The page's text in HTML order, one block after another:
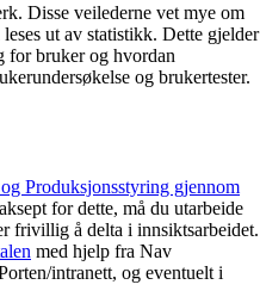
Disse veilederne vet mye om
ut av statistikk. Dette gjelder
for bruker og hvordan
og brukertester.
Produksjonsstyring gjennom
for dette, må du utarbeide
frivillig å delta i innsiktsarbeidet.
med hjelp fra Nav
intranett, og eventuelt i